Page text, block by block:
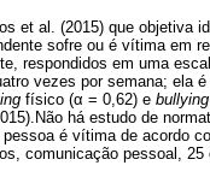
et al. (2015) que objetiva
sofre ou é vítima em
respondidos em uma
vezes por semana; ela é
físico (α = 0,62) e bullying
há estudo de
pessoa é vítima de acordo
comunicação pessoal, 25